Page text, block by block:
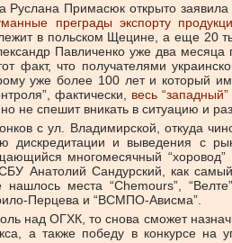
Примасюк открыто
преграды экспорту
в польском Щецине, а еще 20
Павличенко уже два
что получателями
уже более 100 лет и который
фактически, весь
не спешит вникать в ситуацию и
с ул. Владимирской, откуда
и выведения с
многомесячный
Анатолий Сандурский, как
места “Chemours”,
Перцева и “ВСМПО-Ависма”.
над ОГХК, то снова сможет
а также победу в конкурсе